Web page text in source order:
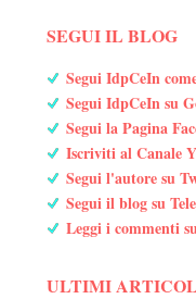
SEGUI IL BLOG
Segui IdpCeIn
Segui IdpCeIn su
Segui la Pagina
Iscriviti al Canale
Segui l'autore su
Segui il blog su
Leggi i commenti
ULTIMI